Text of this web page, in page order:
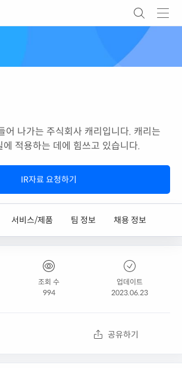
어 나가는 주식회사 캐리입니다. 캐리는
적용하는 데에 힘쓰고 있습니다.
IR자료 요청하기
서비스/제품 팀 정보 채용 정보
조회 수
994
업데이트
2023.06.23
공유하기